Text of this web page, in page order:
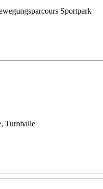
Sportpark
Turnhalle